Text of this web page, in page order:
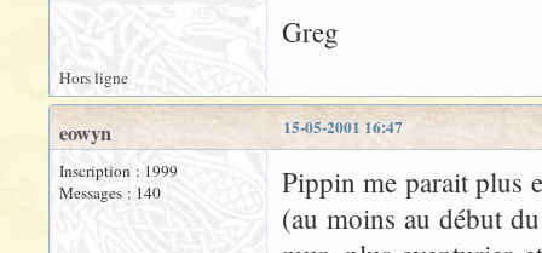
Greg
Hors ligne
15-05-2001 16:47
eowyn
Inscription : 1999
Messages : 140
Pippin me parait plus
(au moins au début